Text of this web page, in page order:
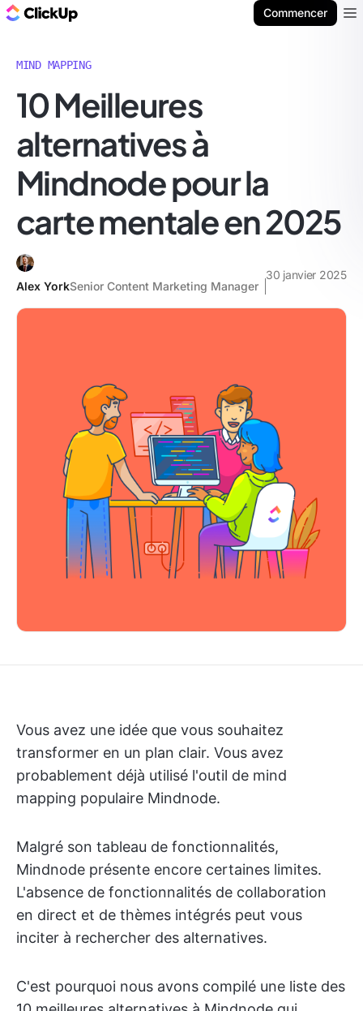
Commencer
MIND MAPPING
10 Meilleures
alternatives à
Mindnode pour la
carte mentale en 2025
Alex YorkSenior Content Marketing Manager
30 janvier 2025
Vous avez une idée que vous souhaitez
transformer en un plan clair. Vous avez
probablement déjà utilisé l'outil de mind
mapping populaire Mindnode.
Malgré son tableau de fonctionnalités,
Mindnode présente encore certaines limites.
L'absence de fonctionnalités de collaboration
en direct et de thèmes intégrés peut vous
inciter à rechercher des alternatives.
C'est pourquoi nous avons compilé une liste des